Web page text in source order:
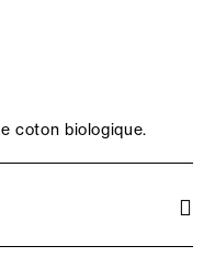
coton biologique.